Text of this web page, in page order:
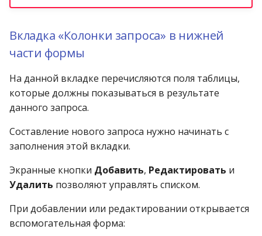
Справочник
(МКБ)
Справочник категорий
населения
Справочник
Вкладка «Колонки запроса» в нижней
части формы
На данной вкладке перечисляются поля таблицы,
которые должны показываться в результате
данного запроса.
Составление нового запроса нужно начинать с
заполнения этой вкладки.
Экранные кнопки Добавить, Редактировать и
Удалить позволяют управлять списком.
При добавлении или редактировании открывается
вспомогательная форма: